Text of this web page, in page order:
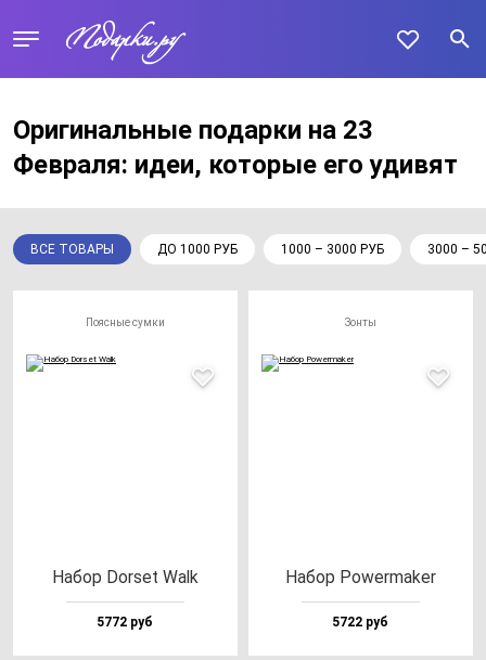
Оригинальные подарки на 23
Февраля: идеи, которые его удивят
ВСЕ ТОВАРЫ ДО 1000 РУБ 1000 – 3000 РУБ 3000 –
Поясные сумки
Набор Dor­set Walk
5772 руб
Зонты
Набор Power­ma­ker
5722 руб